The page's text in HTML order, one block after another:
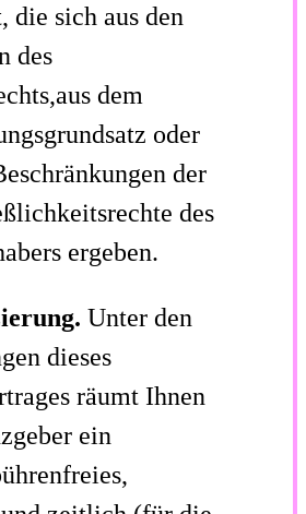
die sich aus den
des
dem
oder
der
des
ergeben.
Unter den
dieses
räumt Ihnen
ein